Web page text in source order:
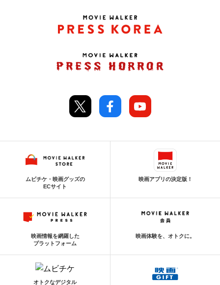
ムビチケ・映画グッズの
ECサイト
映画アプリの決定版！
映画情報を網羅した
プラットフォーム
映画体験を、オトクに。
オトクなデジタル